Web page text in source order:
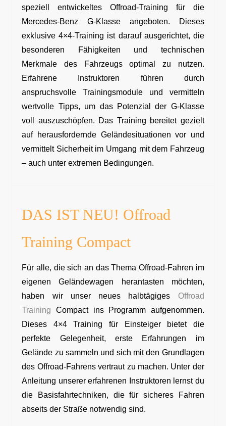
speziell entwickeltes Offroad-Training für die
Mercedes-Benz G-Klasse angeboten. Dieses
exklusive 4×4-Training ist darauf ausgerichtet, die
besonderen Fähigkeiten und technischen
Merkmale des Fahrzeugs optimal zu nutzen.
Erfahrene Instruktoren führen durch
anspruchsvolle Trainingsmodule und vermitteln
wertvolle Tipps, um das Potenzial der G-Klasse
voll auszuschöpfen. Das Training bereitet gezielt
auf herausfordernde Geländesituationen vor und
vermittelt Sicherheit im Umgang mit dem Fahrzeug
– auch unter extremen Bedingungen.
DAS IST NEU! Offroad
Training Compact
Für alle, die sich an das Thema Offroad-Fahren im
eigenen Geländewagen herantasten möchten,
haben wir unser neues halbtägiges Offroad
Training Compact ins Programm aufgenommen.
Dieses 4×4 Training für Einsteiger bietet die
perfekte Gelegenheit, erste Erfahrungen im
Gelände zu sammeln und sich mit den Grundlagen
des Offroad-Fahrens vertraut zu machen. Unter der
Anleitung unserer erfahrenen Instruktoren lernst du
die Basisfahrtechniken, die für sicheres Fahren
abseits der Straße notwendig sind.